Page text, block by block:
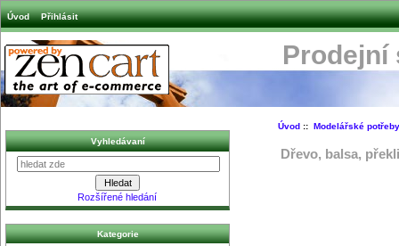
Úvod Přihlásit
Prodejní
Vyhledávaní
Rozšířené hledání
Kategorie
Úvod:: Modelářské potřeby
Dřevo, balsa,